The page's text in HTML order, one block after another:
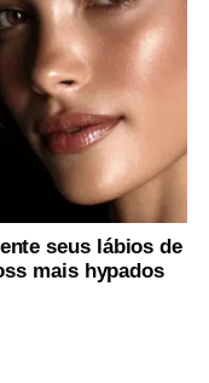
seus lábios de
mais hypados